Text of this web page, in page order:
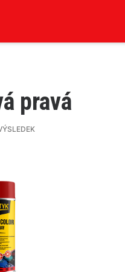
pravá